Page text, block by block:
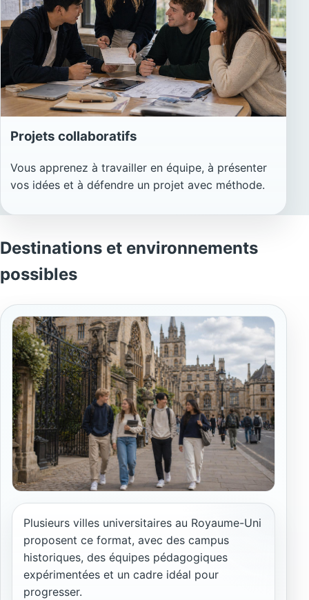
Projets collaboratifs
Vous apprenez à travailler en équipe, à présenter
vos idées et à défendre un projet avec méthode.
Destinations et environnements
possibles
Plusieurs villes universitaires au Royaume-Uni
proposent ce format, avec des campus
historiques, des équipes pédagogiques
expérimentées et un cadre idéal pour
progresser.